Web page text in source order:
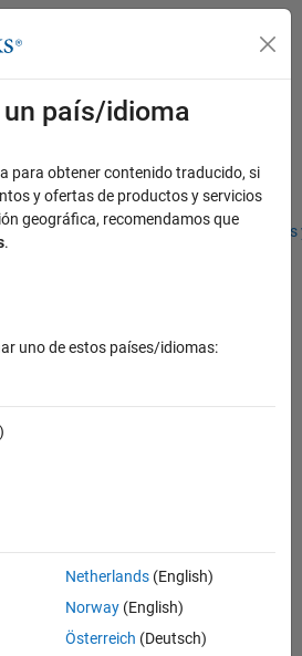
empleo Oficinas locales
un país/idioma
para obtener contenido traducido, si
y ofertas de productos y servicios
geográfica, recomendamos que
.
uno de estos países/idiomas:
Netherlands(English)
Norway(English)
Österreich (Deutsch)